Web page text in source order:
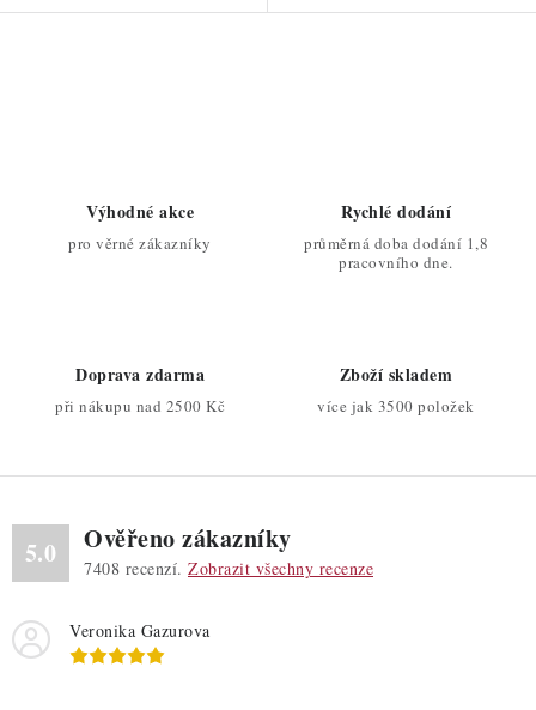
v
ý
i
s
u
Výhodné akce
pro věrné zákazníky
Rychlé dodání
průměrná doba dodání 1,8
pracovního dne.
Doprava zdarma
při nákupu nad 2500 Kč
Zboží skladem
více jak 3500 položek
5.0 Ověřeno zákazníky
7408 recenzí. Zobrazit všechny recenze
Veronika Gazurova